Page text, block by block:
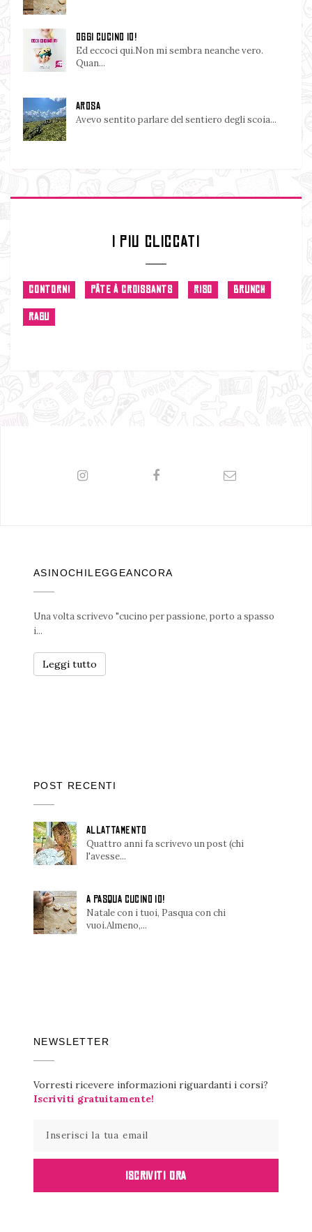
OGGI CUCINO IO!
Ed eccoci qui.Non mi sembra neanche vero.
Quan...
AROSA
Avevo sentito parlare del sentiero degli scoia...
I PIU CLICCATI
CONTORNI PÂTE À CROISSANTS RISO BRUNCH
RAGU
ASINOCHILEGGEANCORA
Una volta scrivevo "cucino per passione, porto a spasso
i...
Leggi tutto
POST RECENTI
ALLATTAMENTO
Quattro anni fa scrivevo un post (chi
l'avesse...
A PASQUA CUCINO IO!
Natale con i tuoi, Pasqua con chi
vuoi.Almeno,...
NEWSLETTER
Vorresti ricevere informazioni riguardanti i corsi?
Iscriviti gratuitamente!
ISCRIVITI ORA